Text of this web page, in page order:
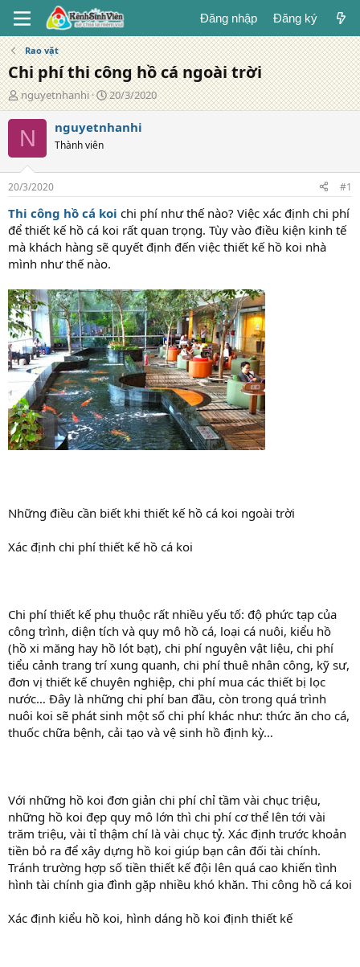
Đăng nhập Đăng ký
Rao vặt
Chi phí thi công hồ cá ngoài trời
T
á
c
g
ả
nguyetnhanhi
N
g
à
g
20/3/2020
N nguyetnhanhi
Thành viên
20/3/2020 #1
Thi công hồ cá koi chi phí như thế nào? Việc xác định chi phí
để thiết kế hồ cá koi rất quan trọng. Tùy vào điều kiện kinh tế
mà khách hàng sẽ quyết định đến việc thiết kế hồ koi nhà
mình như thế nào.
Những điều cần biết khi thiết kế hồ cá koi ngoài trời
Xác định chi phí thiết kế hồ cá koi
Chi phí thiết kế phụ thuộc rất nhiều yếu tố: độ phức tạp của
công trình, diện tích và quy mô hồ cá, loại cá nuôi, kiểu hồ
(hồ xi măng hay hồ lót bạt), chi phí nguyên vật liệu, chi phí
tiểu cảnh trang trí xung quanh, chi phí thuê nhân công, kỹ sư,
đơn vị thiết kế chuyên nghiệp, chi phí mua các thiết bị lọc
nước… Đây là những chi phí ban đầu, còn trong quá trình
nuôi koi sẽ phát sinh một số chi phí khác như: thức ăn cho cá,
thuốc chữa bệnh, cải tạo và vệ sinh hồ định kỳ…
Với những hồ koi đơn giản chi phí chỉ tầm vài chục triệu,
những hồ koi đẹp quy mô lớn thì chi phí cơ thể lên tới vài
trăm triệu, vài tỉ thậm chí là vài chục tỷ. Xác định trước khoản
tiền bỏ ra để xây dựng hồ koi giúp bạn cân đối tài chính.
Tránh trường hợp số tiền thiết kế đội lên quá cao khiến tình
hình tài chính gia đình gặp nhiều khó khăn. Thi công hồ cá koi
Xác định kiểu hồ koi, hình dáng hồ koi định thiết kế